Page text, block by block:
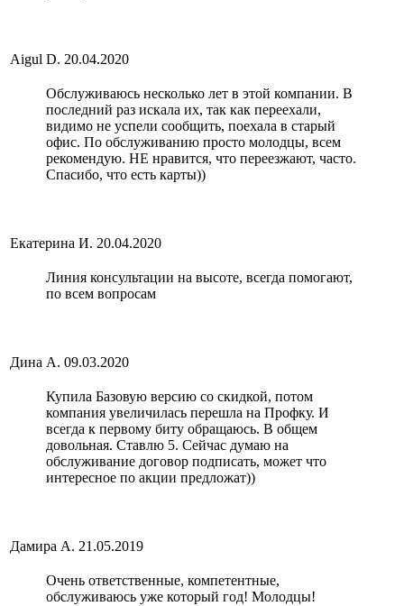
Aigul D. 20.04.2020
Обслуживаюсь несколько лет в этой компании. В
последний раз искала их, так как переехали,
видимо не успели сообщить, поехала в старый
офис. По обслуживанию просто молодцы, всем
рекомендую. НЕ нравится, что переезжают, часто.
Спасибо, что есть карты))
Екатерина И. 20.04.2020
Линия консультации на высоте, всегда помогают,
по всем вопросам
Дина А. 09.03.2020
Купила Базовую версию со скидкой, потом
компания увеличилась перешла на Профку. И
всегда к первому биту обращаюсь. В общем
довольная. Ставлю 5. Сейчас думаю на
обслуживание договор подписать, может что
интересное по акции предложат))
Дамира А. 21.05.2019
Очень ответственные, компетентные,
обслуживаюсь уже который год! Молодцы!